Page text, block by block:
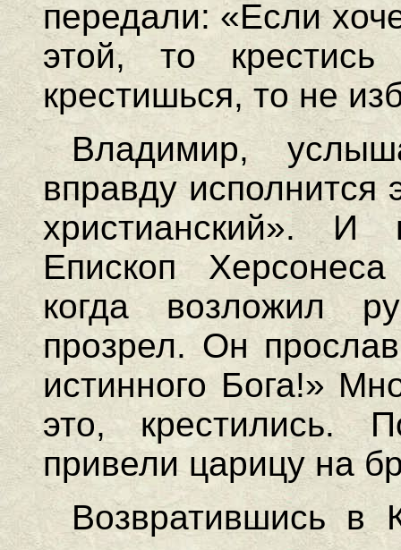
передали: «Если
этой, то
крестишься, то не
Владимир,
вправду исполнится
христианский». И
Епископ
когда возложил
прозрел. Он
истинного Бога!»
это, крестились.
привели царицу на
Возвратившись в